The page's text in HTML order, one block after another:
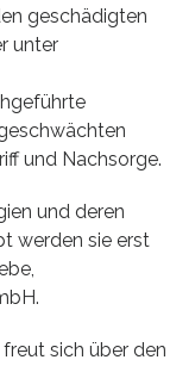
geschädigten
unter
und Nachsorge.
und deren
werden sie erst
sich über den